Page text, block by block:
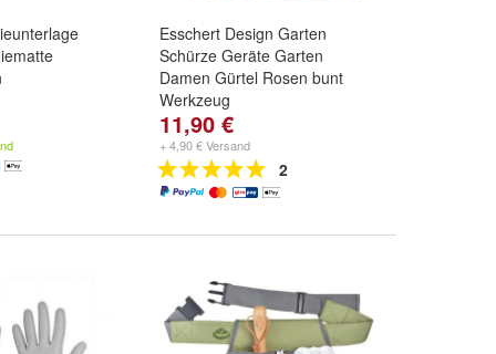
Esschert Design Garten
Schürze Geräte Garten
Damen Gürtel Rosen bunt
Werkzeug
11,90 €
+ 4,90 € Versand
2